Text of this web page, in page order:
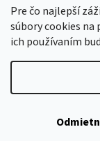
Pre čo najlepší
súbory cookies na
ich používaním